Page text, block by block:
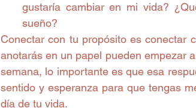
gustaría cambiar en mi vida?
sueño?
Conectar con tu propósito es conectar
anotarás en un papel pueden empezar
semana, lo importante es que esa
sentido y esperanza para que tengas
día de tu vida.